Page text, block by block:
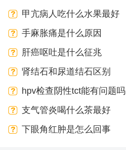
甲亢病人吃什么水果最好
手麻胀痛是什么原因
肝癌呕吐是什么征兆
肾结石和尿道结石区别
hpv检查阴性tct能有问题吗
支气管炎喝什么茶最好
下眼角红肿是怎么回事